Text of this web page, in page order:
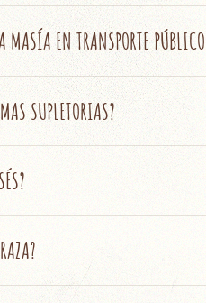
MASÍA EN TRANSPORTE
SUPLETORIAS?